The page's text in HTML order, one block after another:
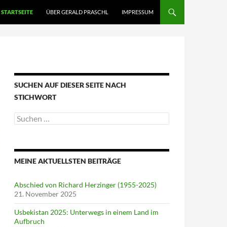
STARTSEITE ÜBER GERALD PRASCHL IMPRESSUM
SUCHEN AUF DIESER SEITE NACH
STICHWORT
Suche
nach:
MEINE AKTUELLSTEN BEITRÄGE
Abschied von Richard Herzinger (1955-2025)
21. November 2025
Usbekistan 2025: Unterwegs in einem Land im
Aufbruch